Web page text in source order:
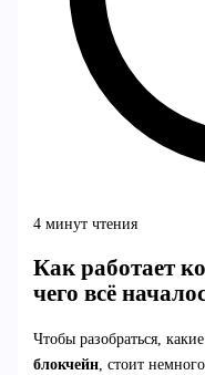
4 минут чтения
Как работает
чего всё
Чтобы разобраться,
блокчейн, стоит